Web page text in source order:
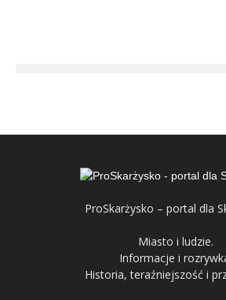
ProSkarżysko – portal dla
Miasto i ludzie.
Informacje i
Historia, teraźniejszość i